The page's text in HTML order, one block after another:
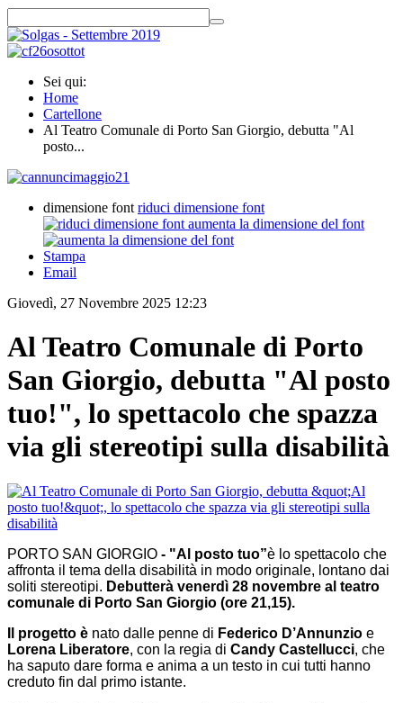
Sei qui:
Home
Cartellone
Al Teatro Comunale di Porto San Giorgio, debutta "Al
posto...
dimensione font riduci dimensione font
aumenta la dimensione del font
Stampa
Email
Giovedì, 27 Novembre 2025 12:23
Al Teatro Comunale di Porto
San Giorgio, debutta "Al posto
tuo!", lo spettacolo che spazza
via gli stereotipi sulla disabilità
PORTO SAN GIORGIO - "Al posto tuo”è lo spettacolo che
affronta il tema della disabilità in modo originale, lontano dai
soliti stereotipi. Debutterà venerdì 28 novembre al teatro
comunale di Porto San Giorgio (ore 21,15).
Il progetto è nato dalle penne di Federico D’Annunzio e
Lorena Liberatore, con la regia di Candy Castellucci, che
ha saputo dare forma e anima a un testo in cui tutti hanno
creduto fin dal primo istante.